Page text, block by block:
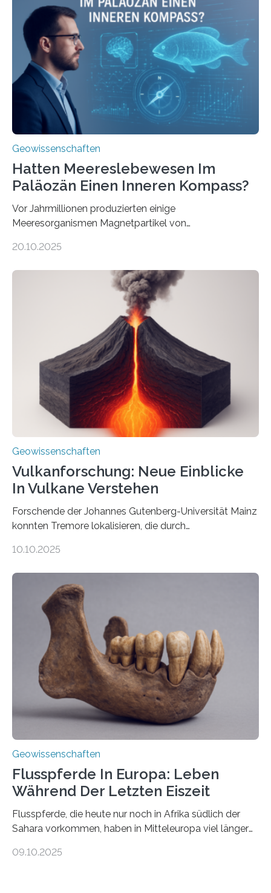
mit dem Titel „Iron’s Irony“ ist in Communications Earth
& Environment erschienen. Die Studie fasst bestehende
Forschungsergebnisse zusammen und interpretiert sie
neu, um zu erklären, wie Eisen, das aus hydrothermalen
Systemen freigesetzt wird, über ganze Ozeanbecken
transportiert werden kann. „Das…
Geowissenschaften
Hatten Meereslebewesen Im
Paläozän Einen Inneren Kompass?
Vor Jahrmillionen produzierten einige
Meeresorganismen Magnetpartikel von
Sedimenten zu finden sind. Nun ist es einem
Domänen auf einem dieser „Riesenmagnetfossilien” mit
einer raffinierten Methode an der Diamond-
Röntgenquelle zu kartieren. Ihre Analyse zeigt, dass
diese Partikel es den Organismen ermöglicht haben
könnten, winzige Schwankungen sowohl in der
Richtung als auch in der Intensität des Erdmagnetfelds
wahrzunehmen. Dadurch konnten sie sich verorten und
über den Ozean navigieren. Vor einigen Jahren…
20.10.2025
Geowissenschaften
Vulkanforschung: Neue Einblicke
In Vulkane Verstehen
Forschende der Johannes Gutenberg-Universität Mainz
konnten Tremore lokalisieren, die durch
Vulkan? Was passiert in der Erde darunter? Wo
erzeugt durch Magma oder Gase, die sich durch
Schlote einen Weg nach oben bahnen? Jun.-Prof. Dr.
Miriam Christina Reiss, Vulkanseismologin an der
Johannes Gutenberg-Universität Mainz (JGU), und ihr
Team haben am Vulkan Oldoinyo Lengai in Tansania
solche Tremore lokalisiert. „Wir konnten die Tremore
nicht nur nachweisen, sondern ihren Ort in…
10.10.2025
Geowissenschaften
Flusspferde In Europa: Leben
Während Der Letzten Eiszeit
Flusspferde, die heute nur noch in Afrika südlich der
Sahara vorkommen, haben in Mitteleuropa viel länger
Knochenfunden zeigen, dass Flusspferde noch vor
09.10.2025